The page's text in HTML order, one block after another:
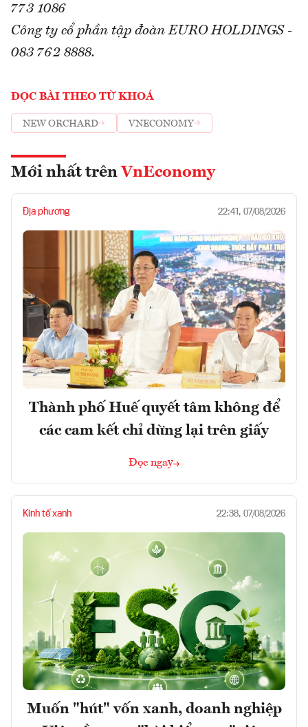
773 1086
Công ty cổ phần tập đoàn EURO HOLDINGS -
083 762 8888.
ĐỌC BÀI THEO TỪ KHOÁ
NEW ORCHARD VNECONOMY
Mới nhất trên VnEconomy
Địa phương 22:41, 07/08/2026
Thành phố Huế quyết tâm không để
các cam kết chỉ dừng lại trên giấy
Đọc ngay
Kinh tế xanh 22:38, 07/08/2026
Muốn "hút" vốn xanh, doanh nghiệp